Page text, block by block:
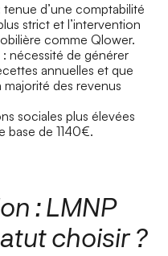
tenue d’une comptabilité
strict et l’intervention
comme Qlower.
: nécessité de générer
annuelles et que
des revenus
sociales plus élevées
base de 1140€.
: LMNP
choisir ?